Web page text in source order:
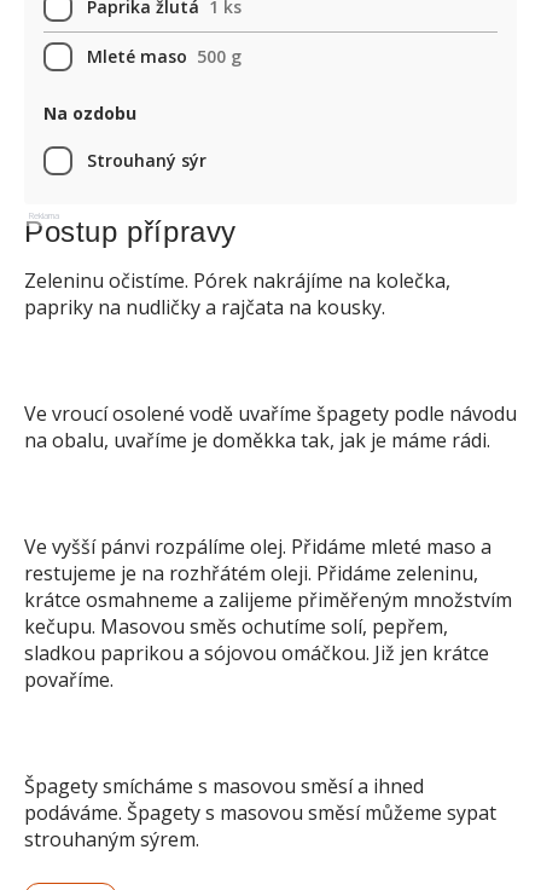
Paprika žlutá 1 ks
Mleté maso 500 g
Na ozdobu
Strouhaný sýr
Reklama
Postup přípravy
Zeleninu očistíme. Pórek nakrájíme na kolečka,
papriky na nudličky a rajčata na kousky.
Ve vroucí osolené vodě uvaříme špagety podle návodu
na obalu, uvaříme je doměkka tak, jak je máme rádi.
Ve vyšší pánvi rozpálíme olej. Přidáme mleté maso a
restujeme je na rozhřátém oleji. Přidáme zeleninu,
krátce osmahneme a zalijeme přiměřeným množstvím
kečupu. Masovou směs ochutíme solí, pepřem,
sladkou paprikou a sójovou omáčkou. Již jen krátce
povaříme.
Špagety smícháme s masovou směsí a ihned
podáváme. Špagety s masovou směsí můžeme sypat
strouhaným sýrem.